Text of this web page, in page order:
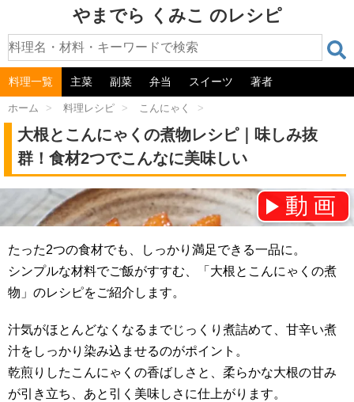
やまでら くみこ のレシピ
料理一覧 主菜 副菜 弁当 スイーツ 著者
ホーム > 料理レシピ > こんにゃく >
大根とこんにゃくの煮物レシピ｜味しみ抜
群！食材2つでこんなに美味しい
動画
チャンネル登録をお願いします！⇒
たった2つの食材でも、しっかり満足できる一品に。
シンプルな材料でご飯がすすむ、「大根とこんにゃくの煮
物」のレシピをご紹介します。
汁気がほとんどなくなるまでじっくり煮詰めて、甘辛い煮
汁をしっかり染み込ませるのがポイント。
乾煎りしたこんにゃくの香ばしさと、柔らかな大根の甘み
が引き立ち、あと引く美味しさに仕上がります。